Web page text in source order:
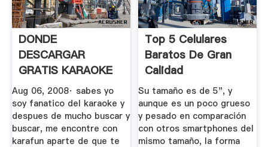
DONDE
DESCARGAR
GRATIS KARAOKE
DE BUENA
CALIDAD? | .
Aug 06, 2008· sabes yo
soy fanatico del karaoke y
despues de mucho buscar y
buscar, me encontre con
karafun aparte de que te
Top 5 Celulares
Baratos De Gran
Calidad
Su tamaño es de 5", y
aunque es un poco grueso
y pesado en comparación
con otros smartphones del
mismo tamaño, la forma